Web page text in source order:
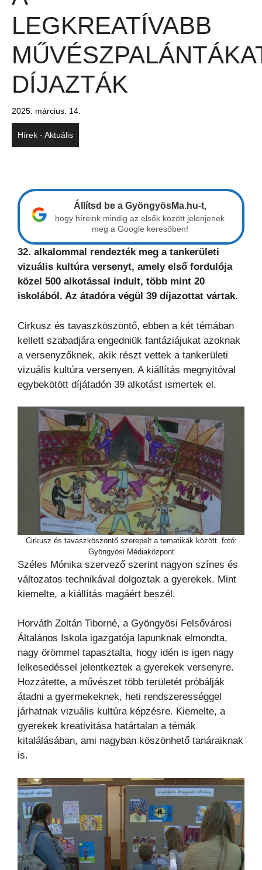
LEGKREATÍVABB
DÍJAZTÁK
2025. március. 14.
Hírek - Aktuális
Állítsd be a GyöngyösMa.hu-t,
hogy híreink mindig az elsők között jelenjenek
meg a Google keresőben!
32. alkalommal rendezték meg a tankerületi
vizuális kultúra versenyt, amely első fordulója
közel 500 alkotással indult, több mint 20
iskolából. Az átadóra végül 39 díjazottat vártak.
Cirkusz és tavaszköszöntő, ebben a két témában
kellett szabadjára engedniük fantáziájukat azoknak
a versenyzőknek, akik részt vettek a tankerületi
vizuális kultúra versenyen. A kiállítás megnyitóval
egybekötött díjátadón 39 alkotást ismertek el.
Cirkusz és tavaszköszöntő szerepelt a tematikák között. fotó:
Gyöngyösi Médiaközpont
Széles Mónika szervező szerint nagyon színes és
változatos technikával dolgoztak a gyerekek. Mint
kiemelte, a kiállítás magáért beszél.
Horváth Zoltán Tiborné, a Gyöngyösi Felsővárosi
Általános Iskola igazgatója lapunknak elmondta,
nagy örömmel tapasztalta, hogy idén is igen nagy
lelkesedéssel jelentkeztek a gyerekek versenyre.
Hozzátette, a művészet több területét próbálják
átadni a gyermekeknek, heti rendszerességgel
járhatnak vizuális kultúra képzésre. Kiemelte, a
gyerekek kreativitása határtalan a témák
kitalálásában, ami nagyban köszönhető tanáraiknak
is.